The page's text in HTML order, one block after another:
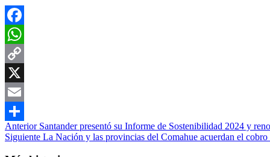
Facebook
WhatsApp
Copy
Link
X
Email
Compartir
Navegación
de
AnteriorSantander presentó su Informe de Sostenibilidad 2024 y
Siguiente La Nación y las provincias del Comahue acuerdan el